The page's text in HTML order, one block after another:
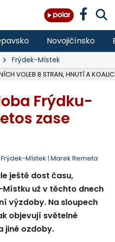
Novojičínsko
Frýdek-Místek
VOLEB 8 STRAN, HNUTÍ A KOALIC
Frýdku-
zase
Frýdek-Místek | Marek Remeta
ještě dost času,
už v těchto dnech
výzdoby. Na sloupech
objevují světelné
jiné ozdoby.